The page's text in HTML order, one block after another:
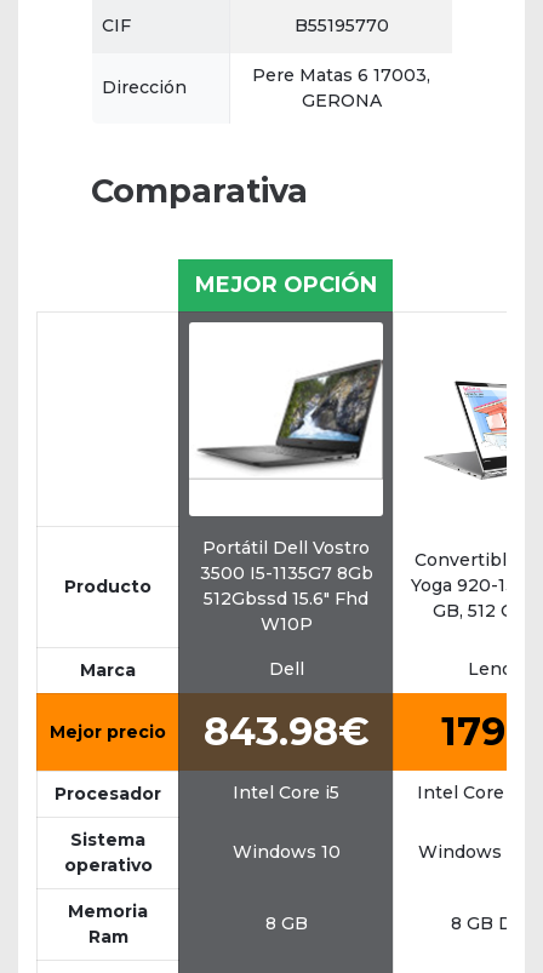
CIF B55195770
Dirección
Pere Matas 6 17003,
GERONA
Comparativa
MEJOR OPCIÓN
Producto
Portátil Dell Vostro
3500 I5-1135G7 8Gb
512Gbssd 15.6" Fhd
W10P
Convertible
Yoga 920-
GB, 512 GB
Marca Dell Lenovo
Mejor precio 843.98€
Procesador Intel Core i5 Intel Core i7
Sistema
operativo
Windows 10 Windows 10
Memoria
Ram
8 GB 8 GB